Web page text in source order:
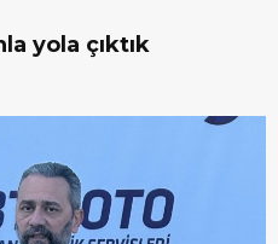
yola çıktık